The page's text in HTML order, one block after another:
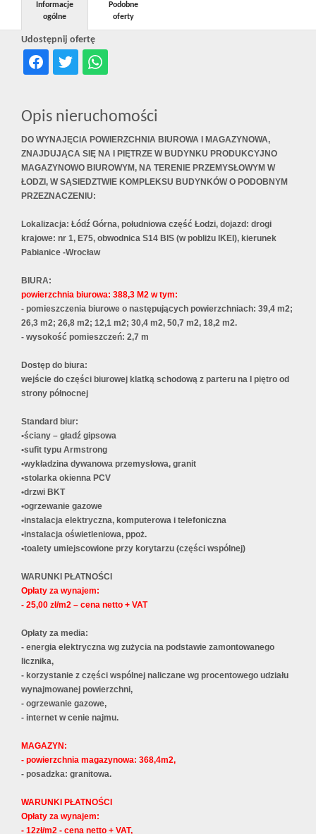
RODO
Udostępnij ofertę
Informacje
ogólne
Podobne
oferty
Opis nieruchomości
DO WYNAJĘCIA POWIERZCHNIA BIUROWA I MAGAZYNOWA,
ZNAJDUJĄCA SIĘ NA I PIĘTRZE W BUDYNKU PRODUKCYJNO
MAGAZYNOWO BIUROWYM, NA TERENIE PRZEMYSŁOWYM W
ŁODZI, W SĄSIEDZTWIE KOMPLEKSU BUDYNKÓW O PODOBNYM
PRZEZNACZENIU:
Lokalizacja: Łódź Górna, południowa część Łodzi, dojazd: drogi
krajowe: nr 1, E75, obwodnica S14 BIS (w pobliżu IKEI), kierunek
Pabianice -Wrocław
BIURA:
powierzchnia biurowa: 388,3 M2 w tym:
- pomieszczenia biurowe o następujących powierzchniach: 39,4 m2;
26,3 m2; 26,8 m2; 12,1 m2; 30,4 m2, 50,7 m2, 18,2 m2.
- wysokość pomieszczeń: 2,7 m
Dostęp do biura:
wejście do części biurowej klatką schodową z parteru na I piętro od
strony północnej
Standard biur:
•ściany – gładź gipsowa
•sufit typu Armstrong
•wykładzina dywanowa przemysłowa, granit
•stolarka okienna PCV
•drzwi BKT
•ogrzewanie gazowe
•instalacja elektryczna, komputerowa i telefoniczna
•instalacja oświetleniowa, ppoż.
•toalety umiejscowione przy korytarzu (części wspólnej)
WARUNKI PŁATNOŚCI
Opłaty za wynajem:
- 25,00 zł/m2 – cena netto + VAT
Opłaty za media:
- energia elektryczna wg zużycia na podstawie zamontowanego
licznika,
- korzystanie z części wspólnej naliczane wg procentowego udziału
wynajmowanej powierzchni,
- ogrzewanie gazowe,
- internet w cenie najmu.
MAGAZYN:
- powierzchnia magazynowa: 368,4m2,
- posadzka: granitowa.
WARUNKI PŁATNOŚCI
Opłaty za wynajem:
- 12zł/m2 - cena netto + VAT,